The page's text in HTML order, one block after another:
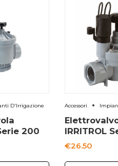
D'Irrigazione
200
Accessori
IRRITROL
€26.50